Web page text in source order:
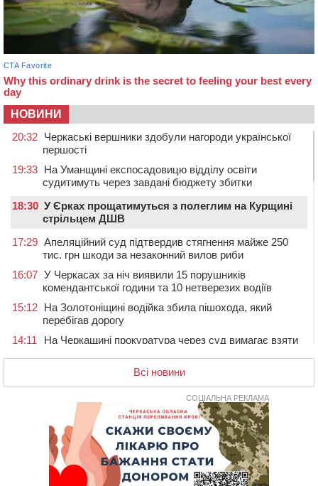
НОВИНИ
20:32 Черкаські вершники здобули нагороди української
першості
19:33 На Уманщині експосадовицю відділу освіти
судитимуть через завдані бюджету збитки
18:30 У Єрках прощатимуться з полеглим на Курщині
стрільцем ДШВ
17:29 Апеляційний суд підтвердив стягнення майже 250
тис. грн шкоди за незаконний вилов риби
16:07 У Черкасах за ніч виявили 15 порушників
комендантської години та 10 нетверезих водіїв
15:12 На Золотоніщині водійка збила пішохода, який
перебігав дорогу
14:11
На Черкащині прокуратура через суд вимагає взяти
У Смілі біля магазину під колесами вантажівки
загинула жінка
У Черкасах пропонують для приватизації
п’ятиповерховий об’єкт у центрі міста
Не вистачає стажу для пенсії: як його докупити та що
потрібно знати
У Черкасах виявили низку недоліків у гуртожитку, де
проживають ВПО
Всі новини
СОЦІАЛЬНА РЕКЛАМА